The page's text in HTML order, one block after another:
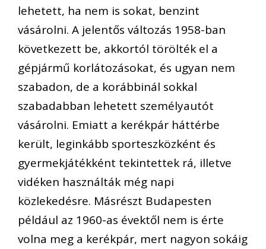
lehetett, ha nem is sokat, benzint
vásárolni. A jelentős változás 1958-ban
következett be, akkortól törölték el a
gépjármű korlátozásokat, és ugyan nem
szabadon, de a korábbinál sokkal
szabadabban lehetett személyautót
vásárolni. Emiatt a kerékpár háttérbe
került, leginkább sporteszközként és
gyermekjátékként tekintettek rá, illetve
vidéken használták még napi
közlekedésre. Másrészt Budapesten
például az 1960-as évektől nem is érte
volna meg a kerékpár, mert nagyon sokáig